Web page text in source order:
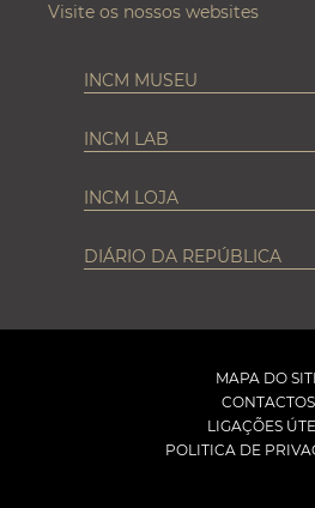
Visite os nossos websites
INCM MUSEU
INCM LAB
INCM LOJA
DIÁRIO DA REPÚBLICA
MAPA DO
CONTACTOS
LIGAÇÕES
POLITICA DE